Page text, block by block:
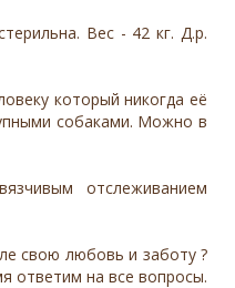
Вес - 42 кг. Д.р.
который никогда её
собаками. Можно в
отслеживанием
свою любовь и заботу ?
ответим на все вопросы.